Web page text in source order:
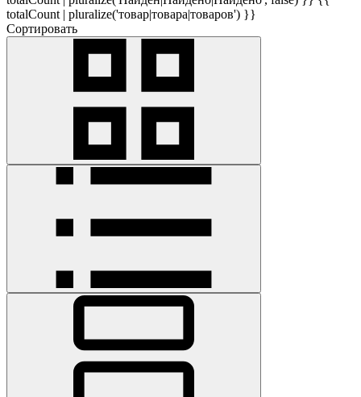
totalCount | pluralize('товар|товара|товаров') }}
Сортировать